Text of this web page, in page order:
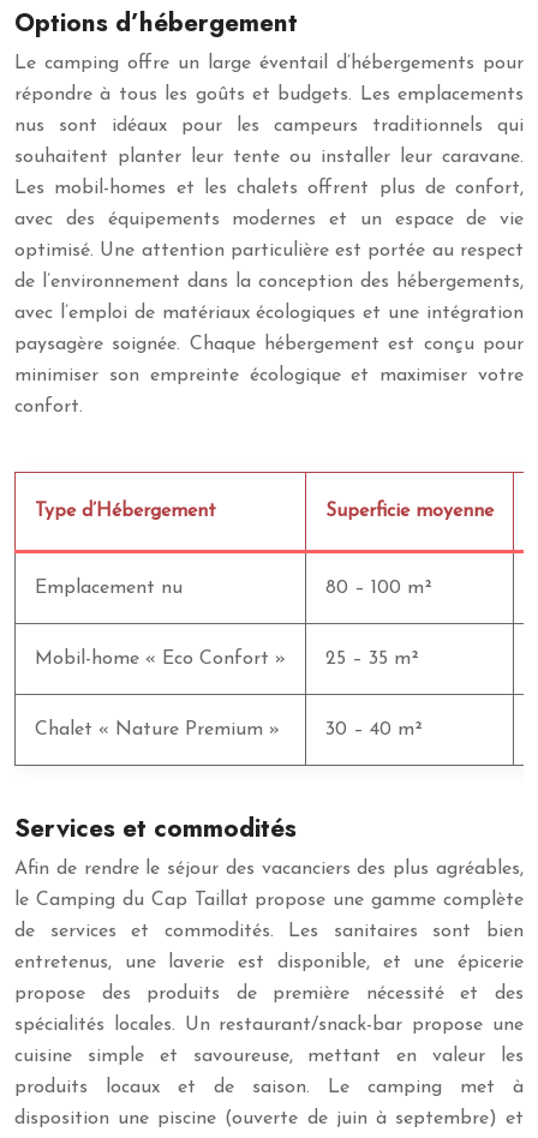
Options d’hébergement
Le camping offre un large éventail d’hébergements pour
répondre à tous les goûts et budgets. Les emplacements
nus sont idéaux pour les campeurs traditionnels qui
souhaitent planter leur tente ou installer leur caravane.
Les mobil-homes et les chalets offrent plus de confort,
avec des équipements modernes et un espace de vie
optimisé. Une attention particulière est portée au respect
de l’environnement dans la conception des hébergements,
avec l’emploi de matériaux écologiques et une intégration
paysagère soignée. Chaque hébergement est conçu pour
minimiser son empreinte écologique et maximiser votre
confort.
Type d’Hébergement Superficie moyenne
Emplacement nu 80 – 100 m²
Mobil-home « Eco Confort » 25 – 35 m²
Chalet « Nature Premium » 30 – 40 m²
Services et commodités
Afin de rendre le séjour des vacanciers des plus agréables,
le Camping du Cap Taillat propose une gamme complète
de services et commodités. Les sanitaires sont bien
entretenus, une laverie est disponible, et une épicerie
propose des produits de première nécessité et des
spécialités locales. Un restaurant/snack-bar propose une
cuisine simple et savoureuse, mettant en valeur les
produits locaux et de saison. Le camping met à
disposition une piscine (ouverte de juin à septembre) et